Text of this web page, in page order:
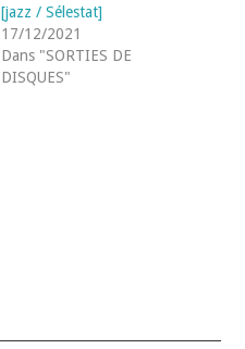
[jazz / Sélestat]
17/12/2021
Dans "SORTIES DE
DISQUES"